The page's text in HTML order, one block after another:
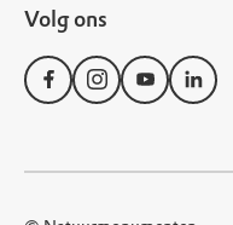
Volg ons